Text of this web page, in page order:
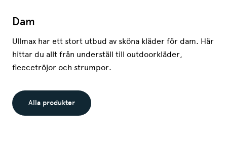
Dam
Ullmax har ett stort utbud av sköna kläder för dam. Här
hittar du allt från underställ till outdoorkläder,
fleecetröjor och strumpor.
Alla produkter